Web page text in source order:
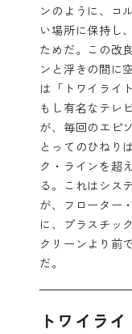
ンのように、コ
い場所に保持し
ためだ。この改
ンと浮きの間に
は「トワイライ
もし有名なテレ
が、毎回のエピ
とってのひねり
ク・ラインを超
る。これはシス
が、フローター
に、プラスチッ
クリーンより前
だ。
トワイラ